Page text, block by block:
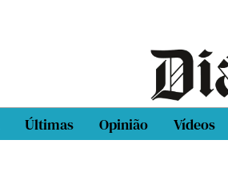
Últimas Opinião Vídeos